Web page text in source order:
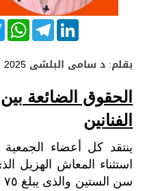
i
t
W
h
a
s
p
T
e
l
e
g
a
m
L
i
n
e
I
n
بقلم: د سامى البلشى
الحقوق الضائعة
الفنانين
ينتقد كل أعضاء الجمعية
استثناء المعاش الهزيل